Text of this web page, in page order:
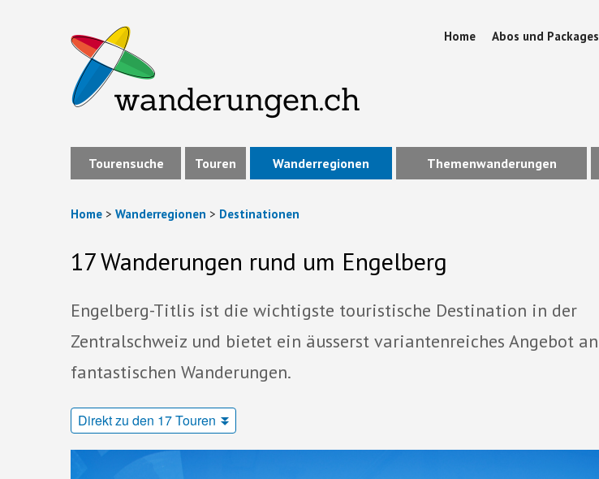
Home Abos und Packages
Tourensuche Touren Wanderregionen Themenwanderungen
Home > Wanderregionen > Destinationen
17 Wanderungen rund um Engelberg
Engelberg-Titlis ist die wichtigste touristische Destination in der
Zentralschweiz und bietet ein äusserst variantenreiches Angebot an
fantastischen Wanderungen.
Direkt zu den 17 Touren